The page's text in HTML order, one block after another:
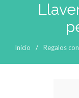
Inicio / Regalos